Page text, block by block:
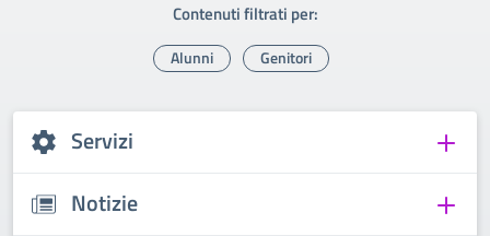
Contenuti filtrati per:
Alunni Genitori
Servizi
Notizie